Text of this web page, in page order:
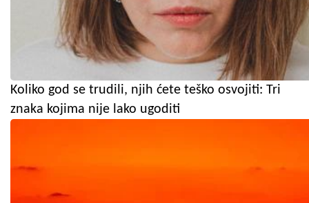
Koliko god se trudili, njih ćete teško osvojiti: Tri
znaka kojima nije lako ugoditi